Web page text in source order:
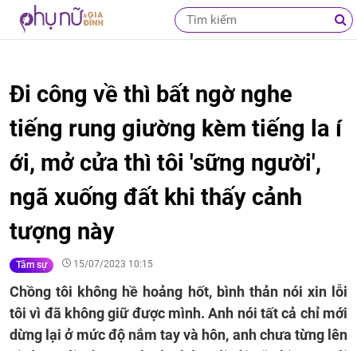
Đi công về thì bất ngờ nghe
tiếng rung giường kèm tiếng la í
ới, mở cửa thì tôi 'sững người',
ngã xuống đất khi thấy cảnh
tượng này
Tâm sự 15/07/2023 10:15
Chồng tôi không hề hoảng hốt, bình thản nói xin lỗi
tôi vì đã không giữ được mình. Anh nói tất cả chỉ mới
dừng lại ở mức độ nắm tay và hôn, anh chưa từng lên